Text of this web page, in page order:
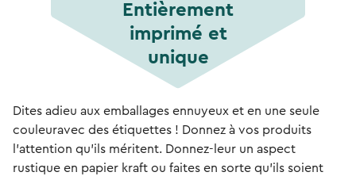
Entièrement
imprimé et
unique
Dites adieu aux emballages ennuyeux et en une seule
couleuravec des étiquettes ! Donnez à vos produits
l'attention qu'ils méritent. Donnez-leur un aspect
rustique en papier kraft ou faites en sorte qu'ils soient